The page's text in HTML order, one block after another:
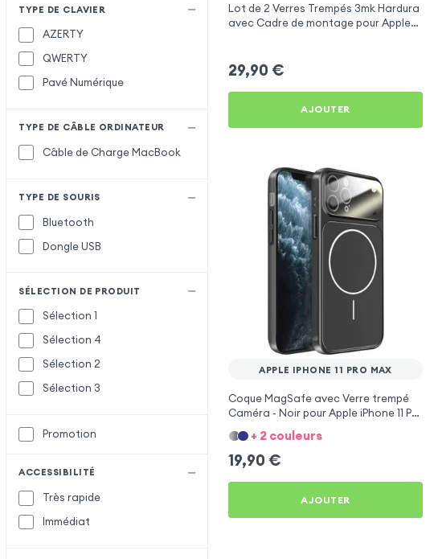
TYPE DE CLAVIER
AZERTY
QWERTY
Pavé Numérique
TYPE DE CÂBLE ORDINATEUR
Câble de Charge MacBook
TYPE DE SOURIS
Bluetooth
Dongle USB
SÉLECTION DE PRODUIT
Sélection 1
Sélection 4
Sélection 2
Sélection 3
Promotion
ACCESSIBILITÉ
Très rapide
Immédiat
Lot de 2 Verres Trempés 3mk Hardura
avec Cadre de montage pour Apple
29,90 €
AJOUTER
APPLE IPHONE 11 PRO MAX
Coque MagSafe avec Verre trempé
Caméra - Noir pour Apple iPhone 11 Pro
+ 2 couleurs
19,90 €
AJOUTER